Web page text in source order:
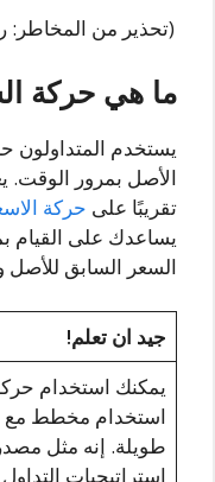
(تحذير من
ما هي حركة
يستخدم المتداولون
الأصل بمرور الوقت.
تقريبًا على حركة
يساعدك على القيام
السعر السابق
جيد ان تعلم!
يمكنك استخدام
استخدام مخطط مع
طويلة. إنه مثل
استراتيجيات